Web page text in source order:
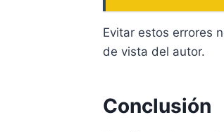
Evitar estos errores
de vista del autor.
Conclusión